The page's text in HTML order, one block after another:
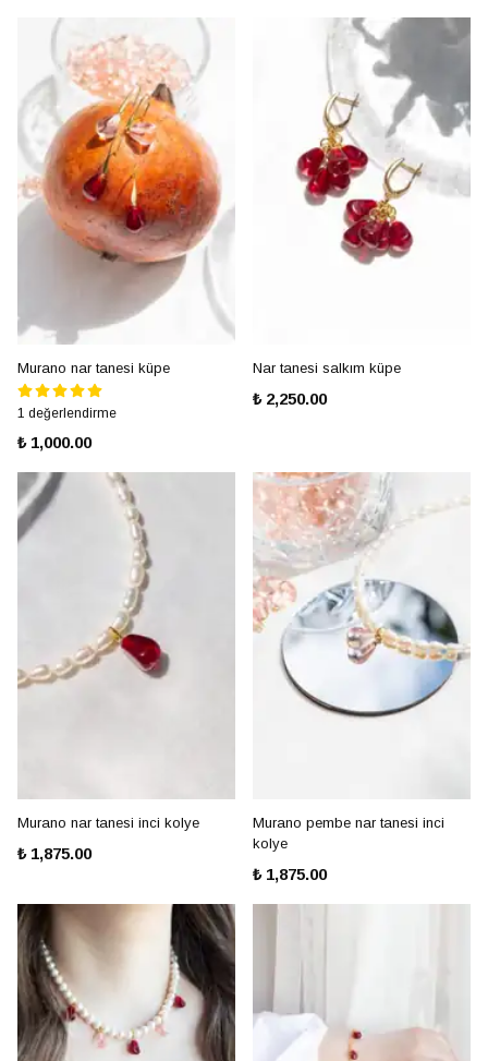
Murano nar tanesi küpe
1 değerlendirme
₺ 1,000.00
Nar tanesi salkım küpe
₺ 2,250.00
Murano nar tanesi inci kolye
₺ 1,875.00
Murano pembe nar tanesi inci
kolye
₺ 1,875.00